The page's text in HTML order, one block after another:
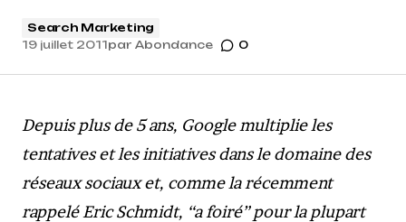
Search Marketing
19 juillet 2011par Abondance 0
Depuis plus de 5 ans, Google multiplie les
tentatives et les initiatives dans le domaine des
réseaux sociaux et, comme la récemment
rappelé Eric Schmidt, “a foiré” pour la plupart